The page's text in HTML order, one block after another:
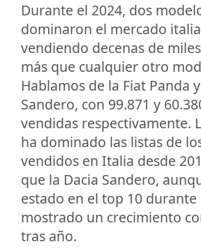
Durante el 2024, dos
dominaron el mercado
vendiendo decenas de
más que cualquier otro
Hablamos de la Fiat Panda
Sandero, con 99.871 y
vendidas respectivamente.
ha dominado las listas de
vendidos en Italia desde
que la Dacia Sandero,
estado en el top 10 durante
mostrado un crecimiento
tras año.